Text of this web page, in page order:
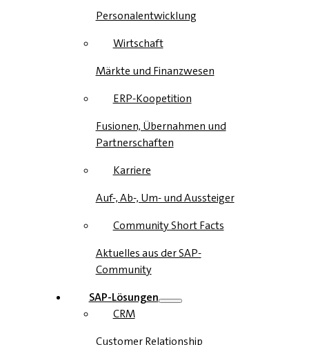
Personalentwicklung
Wirtschaft
Märkte und Finanzwesen
ERP-Koopetition
Fusionen, Übernahmen und
Partnerschaften
Karriere
Auf-, Ab-, Um- und Aussteiger
Community Short Facts
Aktuelles aus der SAP-
Community
SAP-Lösungen
CRM
Customer Relationship